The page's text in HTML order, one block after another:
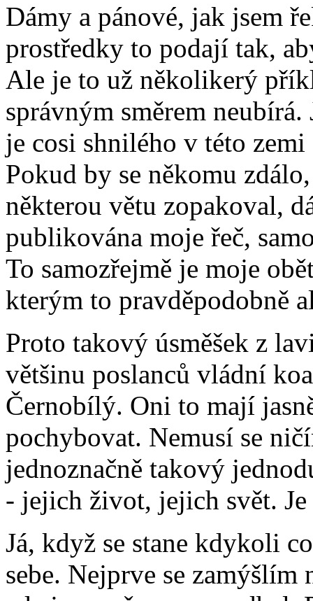
Dámy a pánové, jak jsem
prostředky to podají tak,
Ale je to už několikerý
správným směrem
je cosi shnilého v této
Pokud by se někomu
některou větu zopakoval,
publikována moje řeč,
To samozřejmě je moje
kterým to pravděpodobně
Proto takový úsměšek z
většinu poslanců vládní
Černobílý. Oni to mají
pochybovat. Nemusí se
jednoznačně takový
- jejich život, jejich svět.
Já, když se stane kdykoli
sebe. Nejprve se